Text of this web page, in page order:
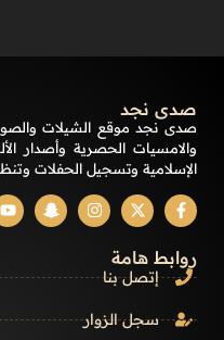
صدى نجد
صدى نجد موقع الشيلات
والامسيات الحصرية وأصدار
الإسلامية وتسجيل الحفلات
روابط هامة
إتصل بنا
سجل الزوار